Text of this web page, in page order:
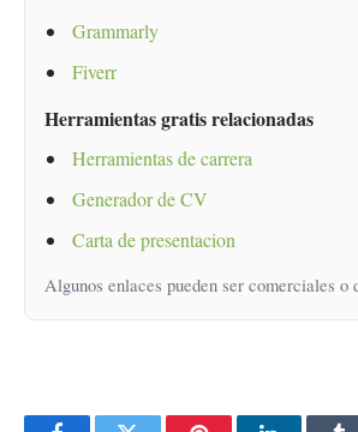
Grammarly
Fiverr
Herramientas gratis relacionadas
Herramientas de carrera
Generador de CV
Carta de presentacion
Algunos enlaces pueden ser comerciales o